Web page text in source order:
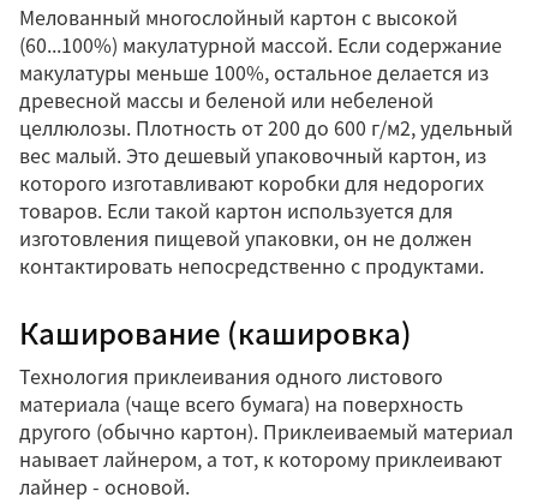
Мелованный многослойный картон с высокой
(60...100%) макулатурной массой. Если содержание
макулатуры меньше 100%, остальное делается из
древесной массы и беленой или небеленой
целлюлозы. Плотность от 200 до 600 г/м2, удельный
вес малый. Это дешевый упаковочный картон, из
которого изготавливают коробки для недорогих
товаров. Если такой картон используется для
изготовления пищевой упаковки, он не должен
контактировать непосредственно с продуктами.
Каширование (кашировка)
Технология приклеивания одного листового
материала (чаще всего бумага) на поверхность
другого (обычно картон). Приклеиваемый материал
наывает лайнером, а тот, к которому приклеивают
лайнер - основой.